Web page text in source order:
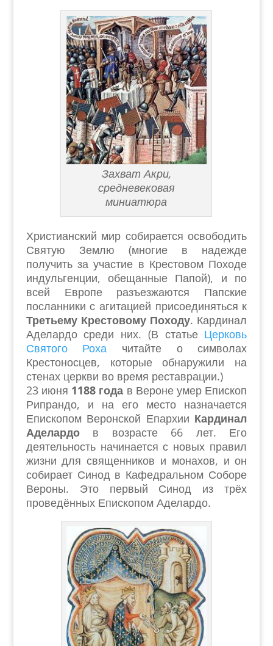
Захват Акри,
средневековая
миниатюра
Христианский мир собирается освободить
Святую Землю (многие в надежде
получить за участие в Крестовом Походе
индульгенции, обещанные Папой), и по
всей Европе разъезжаются Папские
посланники с агитацией присоединяться к
Третьему Крестовому Походу. Кардинал
Аделардо среди них. (В статье Церковь
Святого Роха читайте о символах
Крестоносцев, которые обнаружили на
стенах церкви во время реставрации.)
23 июня 1188 года в Вероне умер Епископ
Рипрандо, и на его место назначается
Епископом Веронской Епархии Кардинал
Аделардов возрасте 66 лет. Его
деятельность начинается с новых правил
жизни для священников и монахов, и он
собирает Синод в Кафедральном Соборе
Вероны. Это первый Синод из трёх
проведённых Епископом Аделардо.